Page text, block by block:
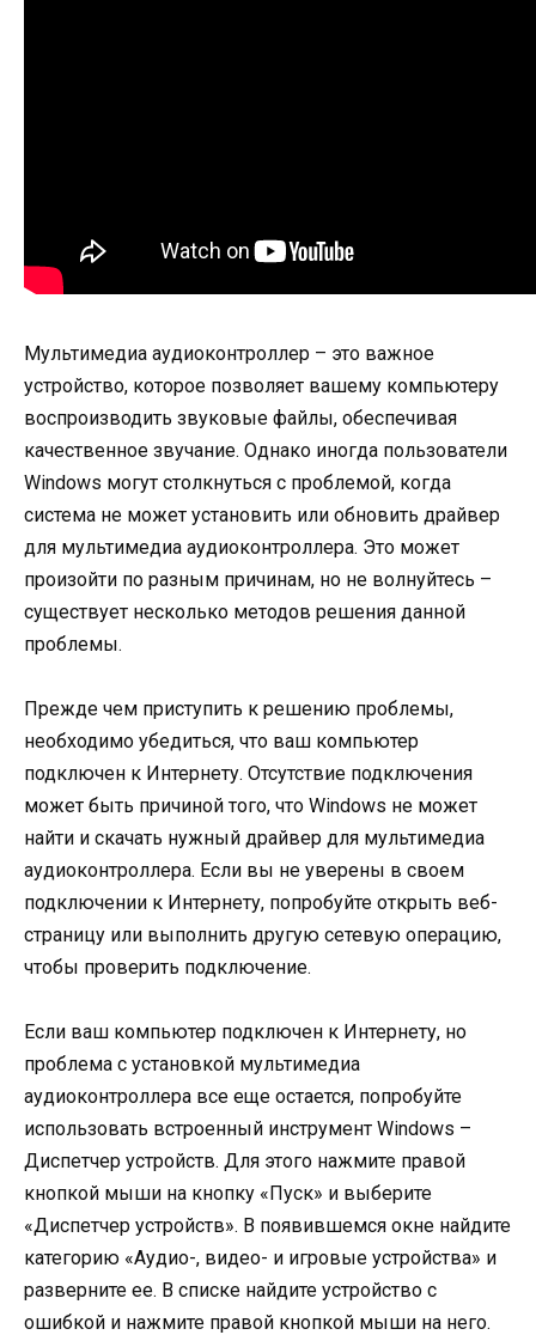
Мультимедиа аудиоконтроллер – это важное
устройство, которое позволяет вашему компьютеру
воспроизводить звуковые файлы, обеспечивая
качественное звучание. Однако иногда пользователи
Windows могут столкнуться с проблемой, когда
система не может установить или обновить драйвер
для мультимедиа аудиоконтроллера. Это может
произойти по разным причинам, но не волнуйтесь –
существует несколько методов решения данной
проблемы.
Прежде чем приступить к решению проблемы,
необходимо убедиться, что ваш компьютер
подключен к Интернету. Отсутствие подключения
может быть причиной того, что Windows не может
найти и скачать нужный драйвер для мультимедиа
аудиоконтроллера. Если вы не уверены в своем
подключении к Интернету, попробуйте открыть веб-
страницу или выполнить другую сетевую операцию,
чтобы проверить подключение.
Если ваш компьютер подключен к Интернету, но
проблема с установкой мультимедиа
аудиоконтроллера все еще остается, попробуйте
использовать встроенный инструмент Windows –
Диспетчер устройств. Для этого нажмите правой
кнопкой мыши на кнопку «Пуск» и выберите
«Диспетчер устройств». В появившемся окне найдите
категорию «Аудио-, видео- и игровые устройства» и
разверните ее. В списке найдите устройство с
ошибкой и нажмите правой кнопкой мыши на него.